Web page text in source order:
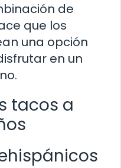
de
que los
una opción
en un
tacos a